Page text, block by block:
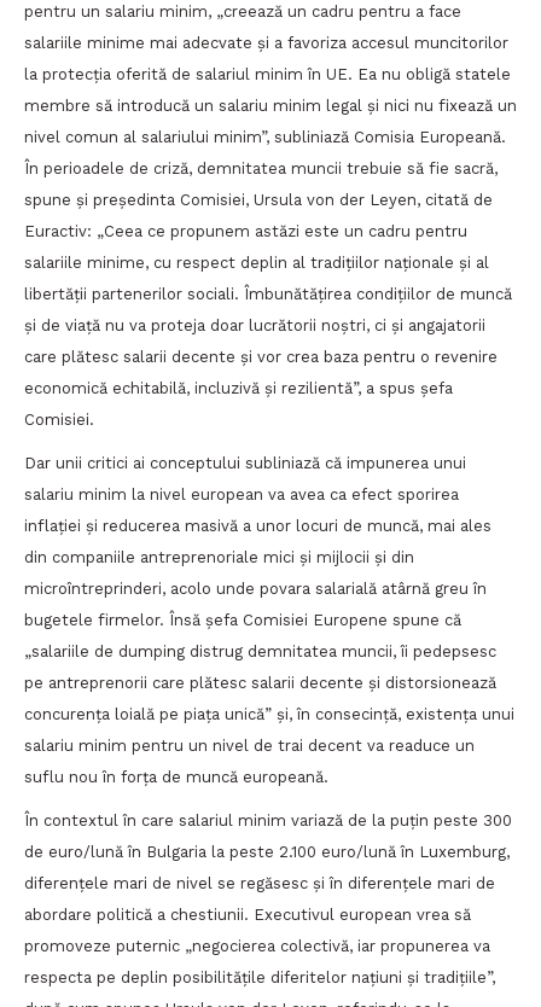
pentru un salariu minim, „creează un cadru pentru a face
salariile minime mai adecvate și a favoriza accesul muncitorilor
la protecția oferită de salariul minim în UE. Ea nu obligă statele
membre să introducă un salariu minim legal și nici nu fixează un
nivel comun al salariului minim”, subliniază Comisia Europeană.
În perioadele de criză, demnitatea muncii trebuie să fie sacră,
spune și președinta Comisiei, Ursula von der Leyen, citată de
Euractiv: „Ceea ce propunem astăzi este un cadru pentru
salariile minime, cu respect deplin al tradițiilor naționale și al
libertății partenerilor sociali. Îmbunătățirea condițiilor de muncă
și de viață nu va proteja doar lucrătorii noștri, ci și angajatorii
care plătesc salarii decente și vor crea baza pentru o revenire
economică echitabilă, incluzivă și rezilientă”, a spus șefa
Comisiei.
Dar unii critici ai conceptului subliniază că impunerea unui
salariu minim la nivel european va avea ca efect sporirea
inflației și reducerea masivă a unor locuri de muncă, mai ales
din companiile antreprenoriale mici și mijlocii și din
microîntreprinderi, acolo unde povara salarială atârnă greu în
bugetele firmelor. Însă șefa Comisiei Europene spune că
„salariile de dumping distrug demnitatea muncii, îi pedepsesc
pe antreprenorii care plătesc salarii decente şi distorsionează
concurenţa loială pe piaţa unică” și, în consecință, existența unui
salariu minim pentru un nivel de trai decent va readuce un
suflu nou în forța de muncă europeană.
În contextul în care salariul minim variază de la puțin peste 300
de euro/lună în Bulgaria la peste 2.100 euro/lună în Luxemburg,
diferențele mari de nivel se regăsesc și în diferențele mari de
abordare politică a chestiunii. Executivul european vrea să
promoveze puternic „negocierea colectivă, iar propunerea va
respecta pe deplin posibilităţile diferitelor naţiuni şi tradiţiile”,